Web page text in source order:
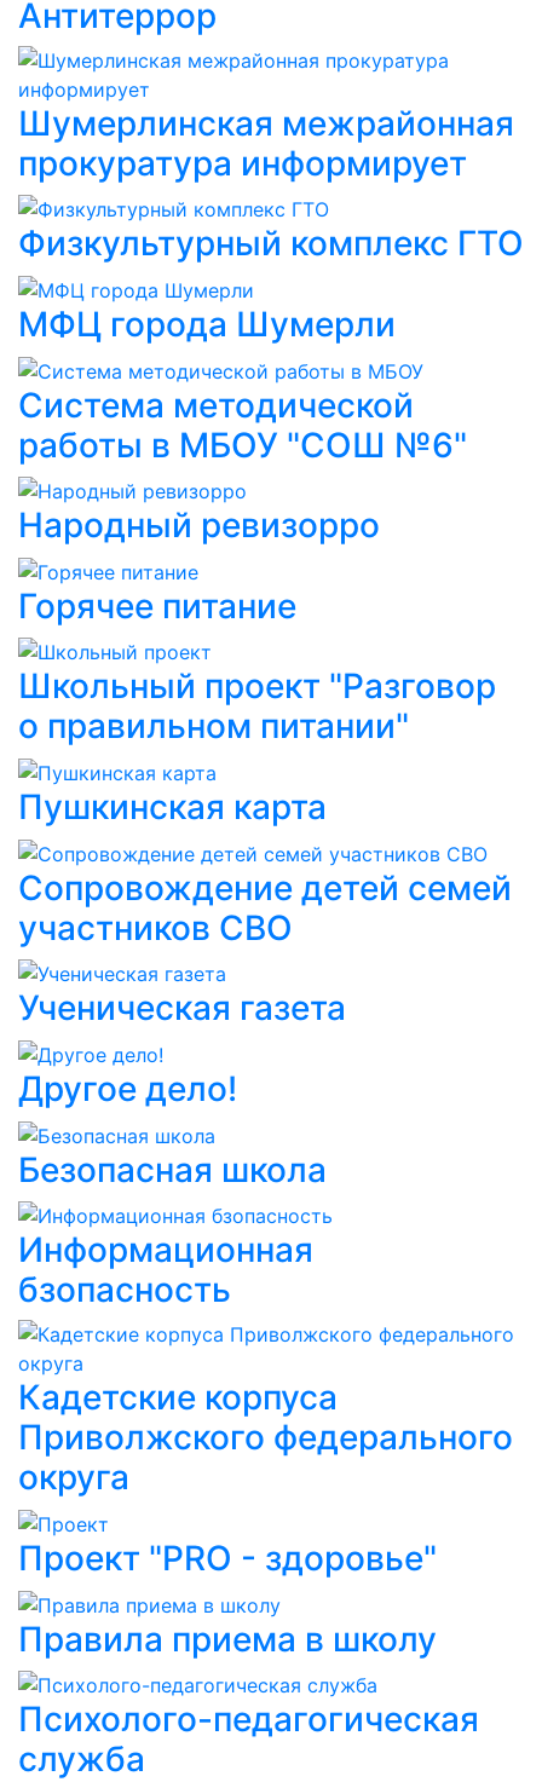
Антитеррор
Шумерлинская межрайонная
прокуратура информирует
Физкультурный комплекс ГТО
МФЦ города Шумерли
Система методической
работы в МБОУ "СОШ №6"
Народный ревизорро
Горячее питание
Школьный проект "Разговор
о правильном питании"
Пушкинская карта
Сопровождение детей семей
участников СВО
Ученическая газета
Другое дело!
Безопасная школа
Информационная
бзопасность
Кадетские корпуса
Приволжского федерального
округа
Проект "PRO - здоровье"
Правила приема в школу
Психолого-педагогическая
служба